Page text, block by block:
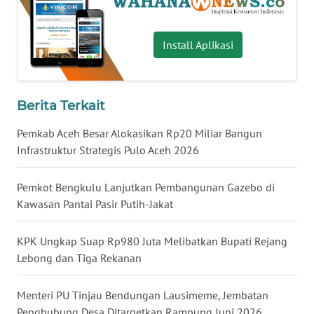
Install Aplikasi
Berita Terkait
Pemkab Aceh Besar Alokasikan Rp20 Miliar Bangun
Infrastruktur Strategis Pulo Aceh 2026
Pemkot Bengkulu Lanjutkan Pembangunan Gazebo di
Kawasan Pantai Pasir Putih-Jakat
KPK Ungkap Suap Rp980 Juta Melibatkan Bupati Rejang
Lebong dan Tiga Rekanan
Menteri PU Tinjau Bendungan Lausimeme, Jembatan
WN
NUSANTARA
WN
JOGJA
JATIM
BALI
WN
KALBAR
WN
KALTENG